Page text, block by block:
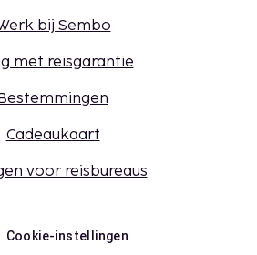
bij Sembo
met reisgarantie
Cadeaukaart
voor reisbureaus
Cookie-instellingen